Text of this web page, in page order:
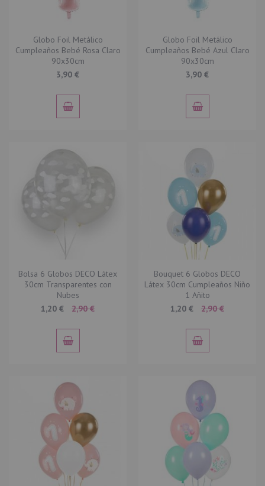
Globo Foil Metálico
Cumpleaños Bebé Rosa Claro
90x30cm
3,90 €
Globo Foil Metálico
Cumpleaños Bebé Azul Claro
90x30cm
3,90 €
Bolsa 6 Globos DECO Látex
30cm Transparentes con
Nubes
Special
1,20 € 2,90 €
Bouquet 6 Globos DECO
Látex 30cm Cumpleaños Niño
1 Añito
Special
1,20 € 2,90 €